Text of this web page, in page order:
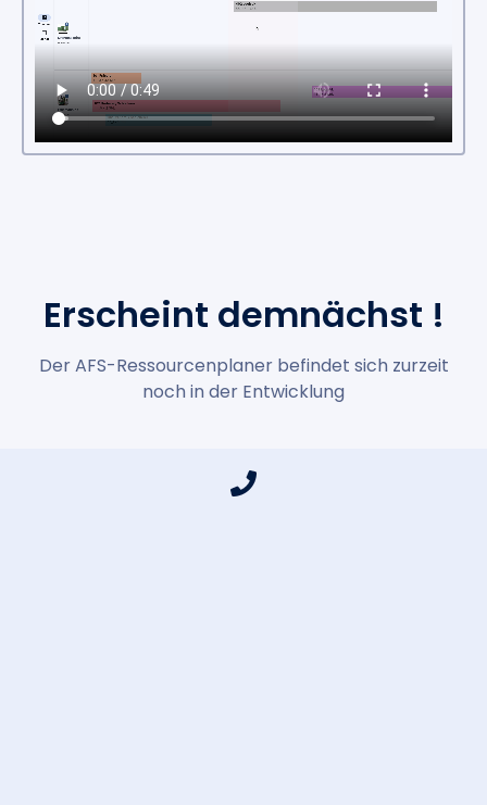
Erscheint demnächst !
Der AFS-Ressourcenplaner befindet sich zurzeit
noch in der Entwicklung